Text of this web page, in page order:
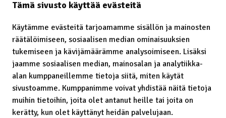
Tämä sivusto käyttää evästeitä
Käytämme evästeitä tarjoamamme sisällön ja mainosten
räätälöimiseen, sosiaalisen median ominaisuuksien
tukemiseen ja kävijämäärämme analysoimiseen. Lisäksi
jaamme sosiaalisen median, mainosalan ja analytiikka-
alan kumppaneillemme tietoja siitä, miten käytät
sivustoamme. Kumppanimme voivat yhdistää näitä tietoja
muihin tietoihin, joita olet antanut heille tai joita on
kerätty, kun olet käyttänyt heidän palvelujaan.
Laavu – lávvu
Laidunrauha
Lainatut perinteet
Lainsäädäntö